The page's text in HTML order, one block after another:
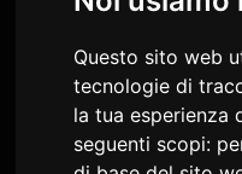
Questo sito web
tecnologie di
la tua esperienza
seguenti scopi:
Il nuovo